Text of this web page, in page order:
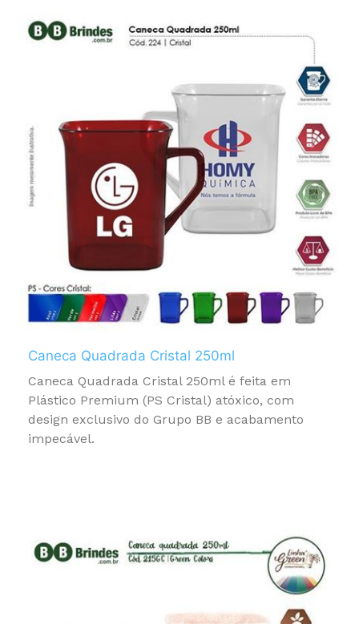
Caneca Quadrada Cristal 250ml
Caneca Quadrada Cristal 250ml é feita em
Plástico Premium (PS Cristal) atóxico, com
design exclusivo do Grupo BB e acabamento
impecável.